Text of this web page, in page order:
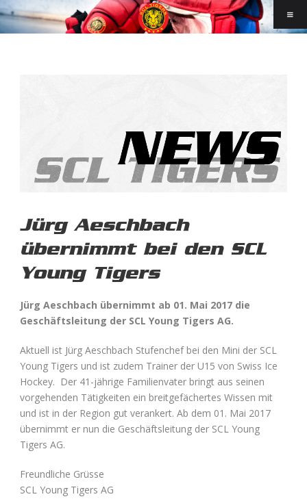
Jürg Aeschbach
übernimmt bei den SCL
Young Tigers
Jürg Aeschbach übernimmt ab 01. Mai 2017 die
Geschäftsleitung der SCL Young Tigers AG.
Aktuell ist Jürg Aeschbach Stufenchef bei den Mini der SCL
Young Tigers und ist zudem Trainer der U15 von Swiss Ice
Hockey. Der 41-jährige Familienvater bringt aus seinen
vorgehenden Tätigkeiten ein breitgefächertes Wissen mit
und ist in der Region gut verankert. Ab dem 01. Mai 2017
übernimmt er nun die Geschäftsleitung der SCL Young
Tigers AG.
Freundliche Grüsse
SCL Young Tigers AG